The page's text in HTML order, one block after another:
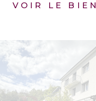
VOIR LE BIEN